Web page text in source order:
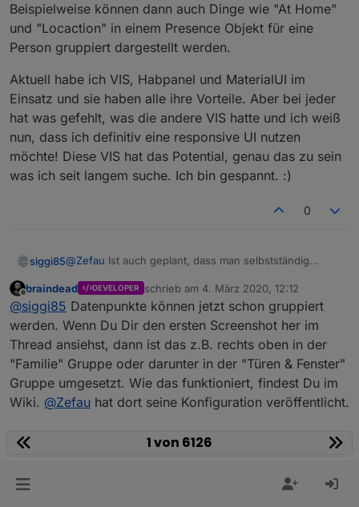
StateList
StateListHorizontal
Konfiguration / erste Schritte
siehe Wiki auf Github
Ihr habt Wünsche? Bitte legtein Issue auf Githuban.
MEILENSTEINE / ROADMAPs
siehe
https://github.com/Zefau/ioBroker.jarvis/milestones
nächste Release
ROADMAP v2.1.0
ROADMAP v3.0.0
Beispielweise können dann auch Dinge wie "At Home"
und "Locaction" in einem Presence Objekt für eine
Person gruppiert dargestellt werden.
Aktuell habe ich VIS, Habpanel und MaterialUI im
Einsatz und sie haben alle ihre Vorteile. Aber bei jeder
hat was gefehlt, was die andere VIS hatte und ich weiß
nun, dass ich definitiv eine responsive UI nutzen
möchte! Diese VIS hat das Potential, genau das zu sein
was ich seit langem suche. Ich bin gespannt. :)
0
siggi85@Zefau Ist auch geplant, dass man selbstständig
kann? Oder muss ich bei jedem Devicetyp hoffen, dass
es vom Adapter nativ unterstützt wird?
Bspw. wie in folgendem Video, wo ein "Device" auch
nur als eine Kachel dargestellt wird, aber aus
mehreren Datenpunkten besteht (Farbtemperatur,
Helligkeit, Farbe, etc).
Aktuell habe ich VIS, Habpanel und MaterialUI im
Einsatz und sie haben alle ihre Vorteile. Aber bei jeder
hat was gefehlt, was die andere VIS hatte und ich weiß
nun, dass ich definitiv eine responsive UI nutzen
möchte! Diese VIS hat das Potential, genau das zu sein
was ich seit langem suche. Ich bin gespannt. :)
Offline
braindead DEVELOPER schrieb am 4. März 2020, 12:12
zuletzt editiert von
@siggi85 Datenpunkte können jetzt schon gruppiert
werden. Wenn Du Dir den ersten Screenshot her im
Thread ansiehst, dann ist das z.B. rechts oben in der
"Familie" Gruppe oder darunter in der "Türen & Fenster"
Gruppe umgesetzt. Wie das funktioniert, findest Du im
Wiki. @Zefau hat dort seine Konfiguration veröffentlicht.
1 von 6126